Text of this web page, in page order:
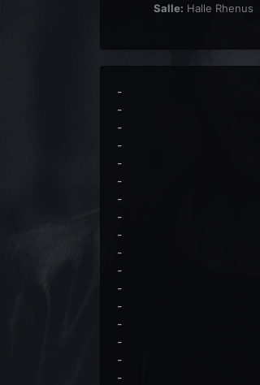
Salle: Halle Rhenus
-
-
-
-
-
-
-
-
-
-
-
-
-
-
-
-
-